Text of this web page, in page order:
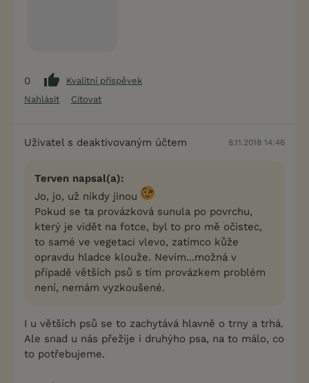
0
Kvalitní příspěvek
Nahlásit
Citovat
Uživatel s deaktivovaným účtem 8.11.2018 14:46
Terven napsal(a):
Jo, jo, už nikdy jinou
Pokud se ta provázková sunula po povrchu,
který je vidět na fotce, byl to pro mě očistec,
to samé ve vegetaci vlevo, zatímco kůže
opravdu hladce klouže. Nevím...možná v
případě větších psů s tím provázkem problém
není, nemám vyzkoušené.
I u větších psů se to zachytává hlavně o trny a trhá.
Ale snad u nás přežije i druhýho psa, na to málo, co
to potřebujeme.